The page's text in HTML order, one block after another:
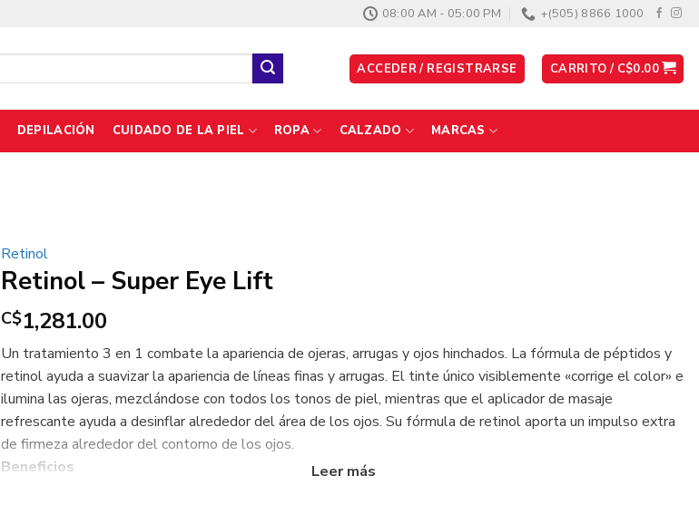
08:00 AM - 05:00 PM +(505) 8866 1000
ACCEDER / REGISTRARSE CARRITO / C$0.00
DEPILACIÓN CUIDADO DE LA PIEL ROPA CALZADO MARCAS
Retinol
Retinol – Super Eye Lift
C$1,281.00
Un tratamiento 3 en 1 combate la apariencia de ojeras, arrugas y ojos hinchados. La fórmula de péptidos y
retinol ayuda a suavizar la apariencia de líneas finas y arrugas. El tinte único visiblemente «corrige el color» e
ilumina las ojeras, mezclándose con todos los tonos de piel, mientras que el aplicador de masaje
refrescante ayuda a desinflar alrededor del área de los ojos. Su fórmula de retinol aporta un impulso extra
de firmeza alrededor del contorno de los ojos.
Beneficios